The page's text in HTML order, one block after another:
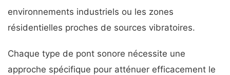
environnements industriels ou les zones
résidentielles proches de sources vibratoires.
Chaque type de pont sonore nécessite une
approche spécifique pour atténuer efficacement le